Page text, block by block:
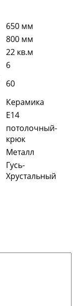
650 мм
800 мм
22 кв.м
6
60
Керамика
Е14
потолочный-
крюк
Металл
Гусь-
Хрустальный